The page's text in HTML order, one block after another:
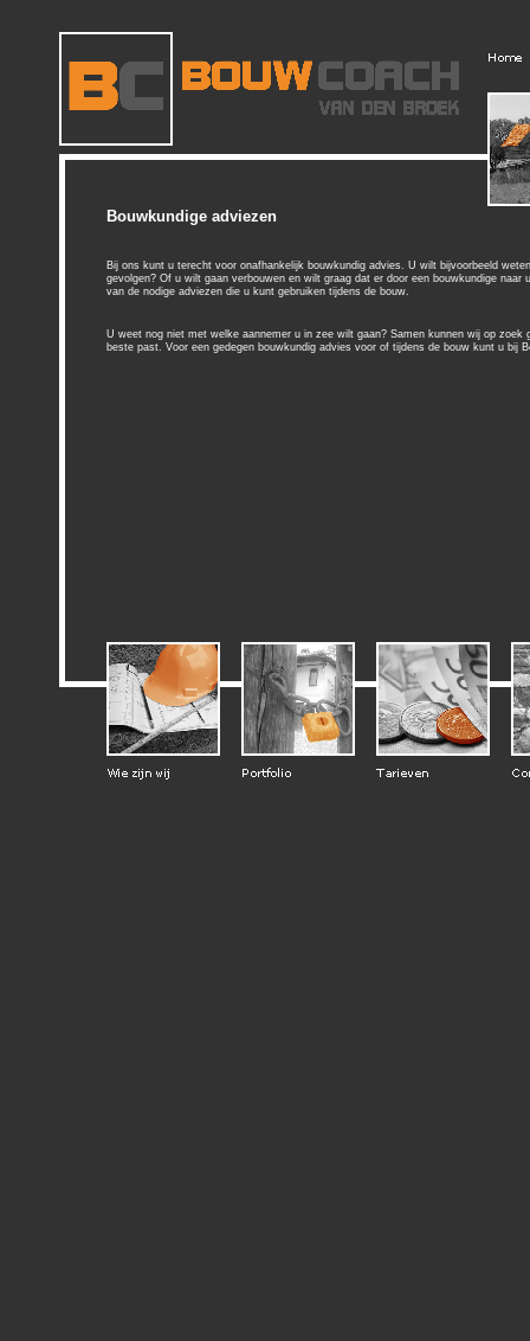
Bouwkundige adviezen
Bij ons kunt u terecht voor onafhankelijk bouwkundig advies. U wilt bijvoorbeeld
gevolgen? Of u wilt gaan verbouwen en wilt graag dat er door een bouwkundige
van de nodige adviezen die u kunt gebruiken tijdens de bouw.
U weet nog niet met welke aannemer u in zee wilt gaan? Samen kunnen wij op zoek
beste past. Voor een gedegen bouwkundig advies voor of tijdens de bouw kunt u bij